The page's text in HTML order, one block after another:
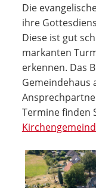
Die
ihre
Diese ist gut
markanten
erkennen. Das
Gemeindehaus
Termine finden